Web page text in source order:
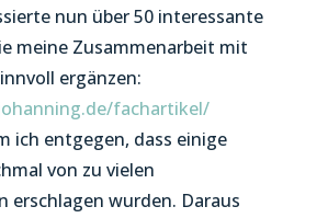
nun über 50 interessante
meine Zusammenarbeit mit
ergänzen:
fachartikel/
ich entgegen, dass einige
von zu vielen
erschlagen wurden. Daraus